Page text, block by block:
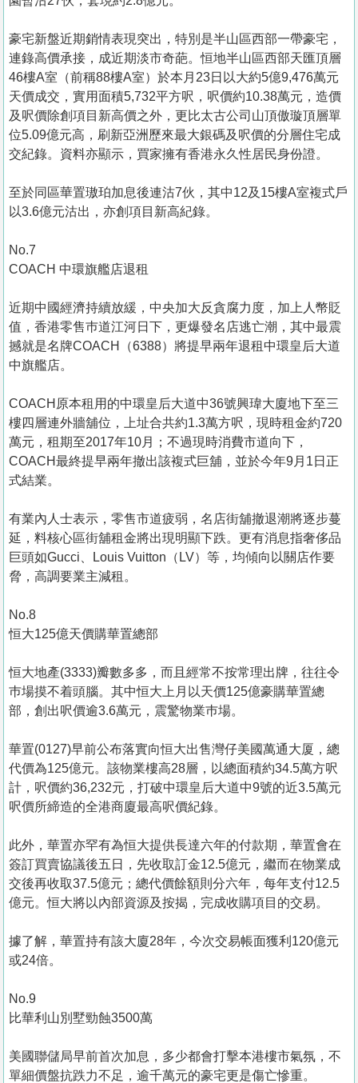
豪宅新盤近期銷情表現突出，特別是半山區西部一帶豪宅，
連錄高價承接，成近期淡市奇葩。恒地半山區西部天匯頂層
46樓A室（前稱88樓A室）於本月23日以大約5億9,476萬元
天價成交，實用面積5,732平方呎，呎價約10.38萬元，造價
及呎價除創項目新高價之外，更比太古公司山頂傲璇頂層單
位5.09億元高，刷新亞洲歷來最大銀碼及呎價的分層住宅成
交紀錄。資料亦顯示，買家擁有香港永久性居民身份證。
至於同區華置璈珀加息後連沽7伙，其中12及15樓A室複式戶
以3.6億元沽出，亦創項目新高紀錄。
No.7
COACH 中環旗艦店退租
近期中國經濟持續放緩，中央加大反貪腐力度，加上人幣貶
值，香港零售巿道江河日下，更爆發名店逃亡潮，其中最震
撼就是名牌COACH（6388）將提早兩年退租中環皇后大道
中旗艦店。
COACH原本租用的中環皇后大道中36號興瑋大廈地下至三
樓四層連外牆舖位，上址合共約1.3萬方呎，現時租金約720
萬元，租期至2017年10月；不過現時消費市道向下，
COACH最終提早兩年撤出該複式巨舖，並於今年9月1日正
式結業。
有業內人士表示，零售市道疲弱，名店街舖撤退潮將逐步蔓
延，料核心區街舖租金將出現明顯下跌。更有消息指奢侈品
巨頭如Gucci、Louis Vuitton（LV）等，均傾向以關店作要
脅，高調要業主減租。
No.8
恒大125億天價購華置總部
恒大地產(3333)瓣數多多，而且經常不按常理出牌，往往令
巿場摸不着頭腦。其中恒大上月以天價125億豪購華置總
部，創出呎價逾3.6萬元，震驚物業巿場。
華置(0127)早前公布落實向恒大出售灣仔美國萬通大厦，總
代價為125億元。該物業樓高28層，以總面積約34.5萬方呎
計，呎價約36,232元，打破中環皇后大道中9號的近3.5萬元
呎價所締造的全港商廈最高呎價紀錄。
此外，華置亦罕有為恒大提供長達六年的付款期，華置會在
簽訂買賣協議後五日，先收取訂金12.5億元，繼而在物業成
交後再收取37.5億元；總代價餘額則分六年，每年支付12.5
億元。恒大將以內部資源及按揭，完成收購項目的交易。
據了解，華置持有該大廈28年，今次交易帳面獲利120億元
或24倍。
No.9
比華利山別墅勁蝕3500萬
美國聯儲局早前首次加息，多少都會打擊本港樓市氣氛，不
單細價盤抗跌力不足，逾千萬元的豪宅更是傷亡慘重。